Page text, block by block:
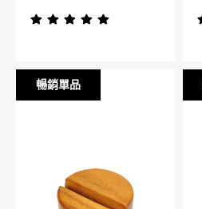
暢銷單品
暢銷單品